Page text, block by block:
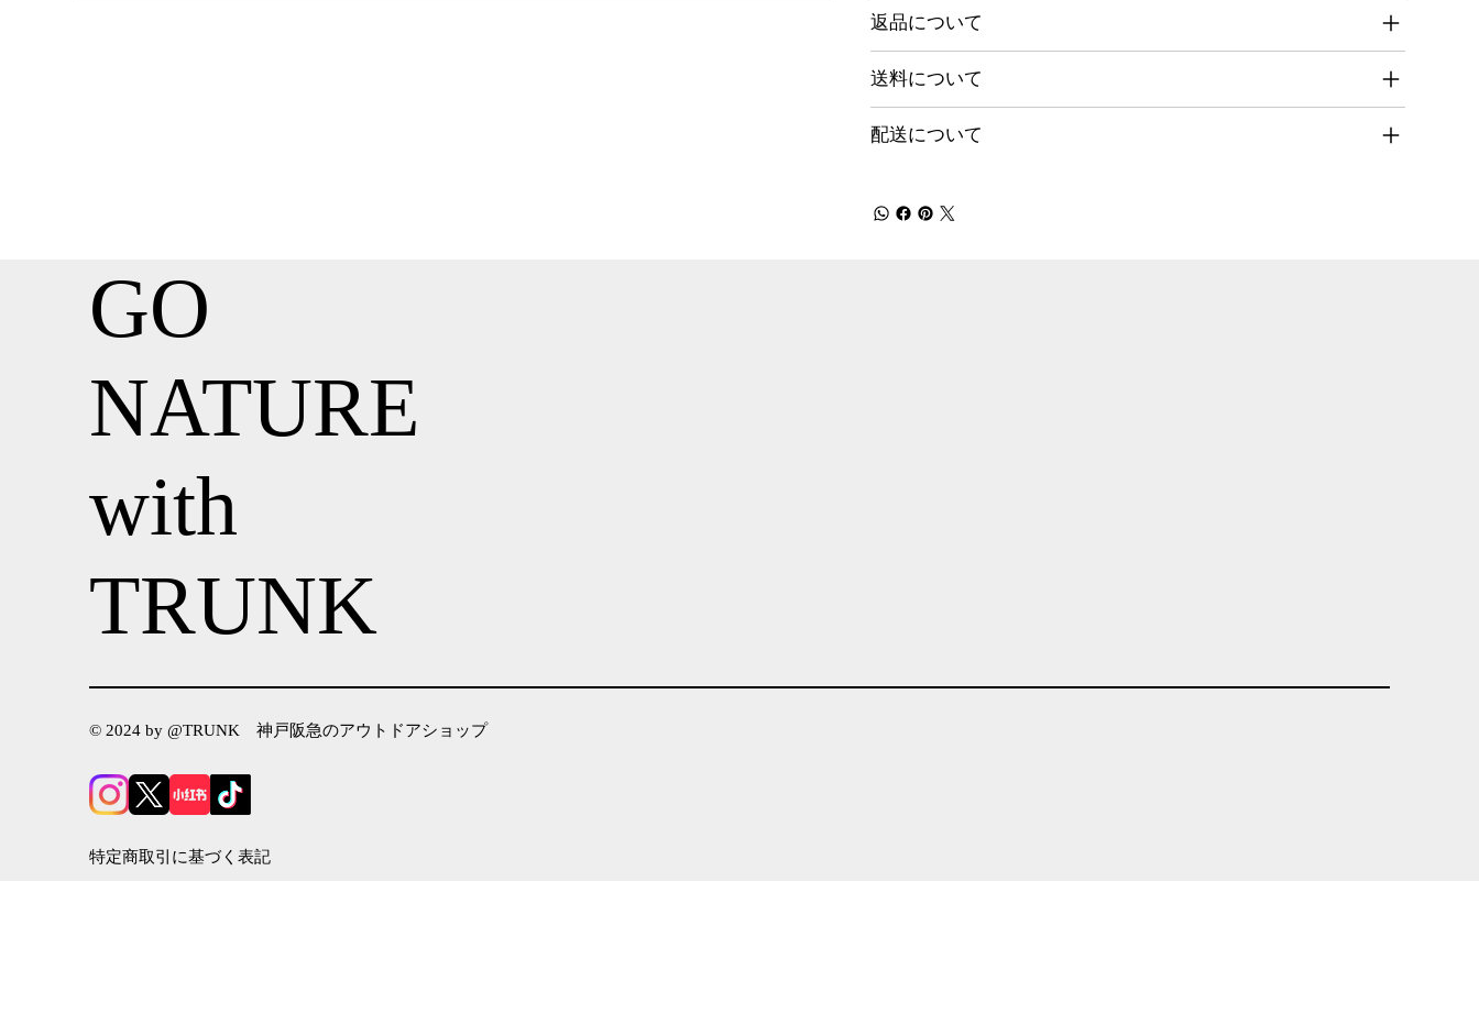
返品について
送料について
配送について
GO
NATURE
with
TRUNK
© 2024 by @TRUNK 神戸阪急のアウトドアショップ
特定商取引に基づく表記